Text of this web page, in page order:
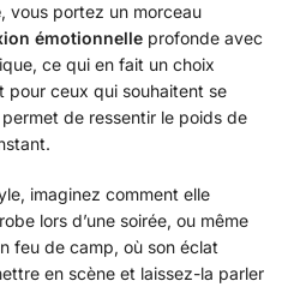
, vous portez un morceau
émotionnelle profonde avec
ce qui en fait un choix
pour ceux qui souhaitent se
de ressentir le poids de
imaginez comment elle
lors d’une soirée, ou même
feu de camp, où son éclat
en scène et laissez-la parler